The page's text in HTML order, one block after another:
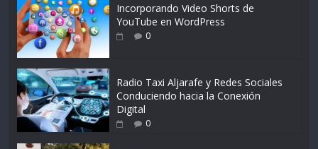
Incorporando Video Shorts de
YouTube en WordPress
0
Radio Taxi Aljarafe y Redes Sociales
Conduciendo hacia la Conexión
Digital
0